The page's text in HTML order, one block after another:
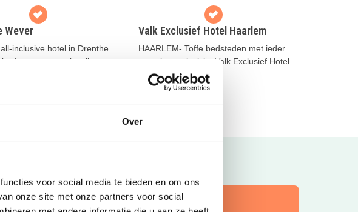
Over
voor social media te bieden en om ons
onze site met onze partners voor social
Wever
inclusive hotel in Drenthe.
restaurants, bowling en
Valk Exclusief Hotel Haarlem
HAARLEM- Toffe bedsteden met ieder
een eigen televisie; Valk Exclusief Hotel
Haarlem heeft het!
Dít is vakantie op z’n mooist!